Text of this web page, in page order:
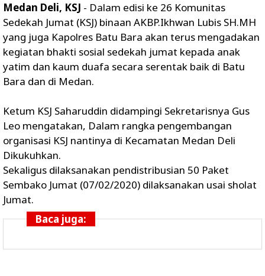
Medan Deli, KSJ - Dalam edisi ke 26 Komunitas
Sedekah Jumat (KSJ) binaan AKBP.Ikhwan Lubis SH.MH
yang juga Kapolres Batu Bara akan terus mengadakan
kegiatan bhakti sosial sedekah jumat kepada anak
yatim dan kaum duafa secara serentak baik di Batu
Bara dan di Medan.
Ketum KSJ Saharuddin didampingi Sekretarisnya Gus
Leo mengatakan, Dalam rangka pengembangan
organisasi KSJ nantinya di Kecamatan Medan Deli
Dikukuhkan.
Sekaligus dilaksanakan pendistribusian 50 Paket
Sembako Jumat (07/02/2020) dilaksanakan usai sholat
Jumat.
Baca juga: